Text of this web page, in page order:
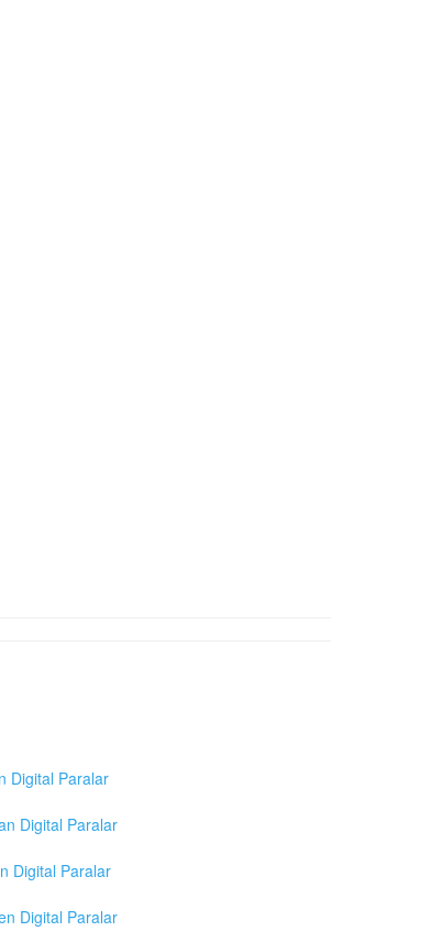
Digital Paralar
Digital Paralar
Digital Paralar
Digital Paralar